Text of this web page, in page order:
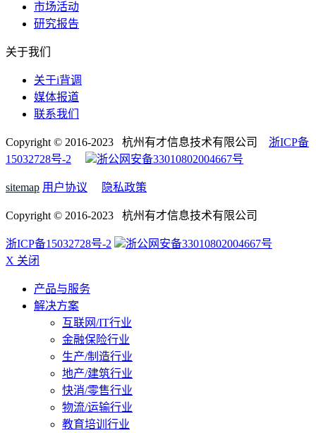
市场活动
研究报告
关于我们
关于i背调
媒体报道
联系我们
Copyright © 2016-2023 杭州有才信息技术有限公司 浙ICP备
15032728号-2
浙公网安备33010802004667号
sitemap 用户协议 隐私政策
Copyright © 2016-2023 杭州有才信息技术有限公司
浙ICP备15032728号-2
浙公网安备33010802004667号
X 关闭
产品与服务
解决方案
互联网/IT行业
金融保险行业
生产/制造行业
地产/建筑行业
快消/零售行业
物流/运输行业
教育培训行业